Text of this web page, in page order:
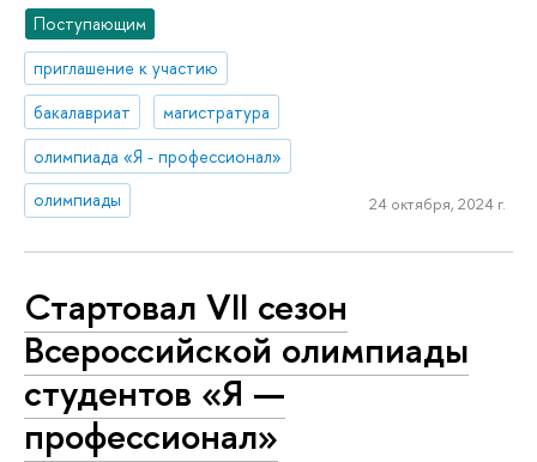
Поступающим
приглашение к участию
бакалавриат
магистратура
олимпиада «Я - профессионал»
олимпиады
24 октября, 2024 г.
Стартовал VII сезон
Всероссийской олимпиады
студентов «Я —
профессионал»